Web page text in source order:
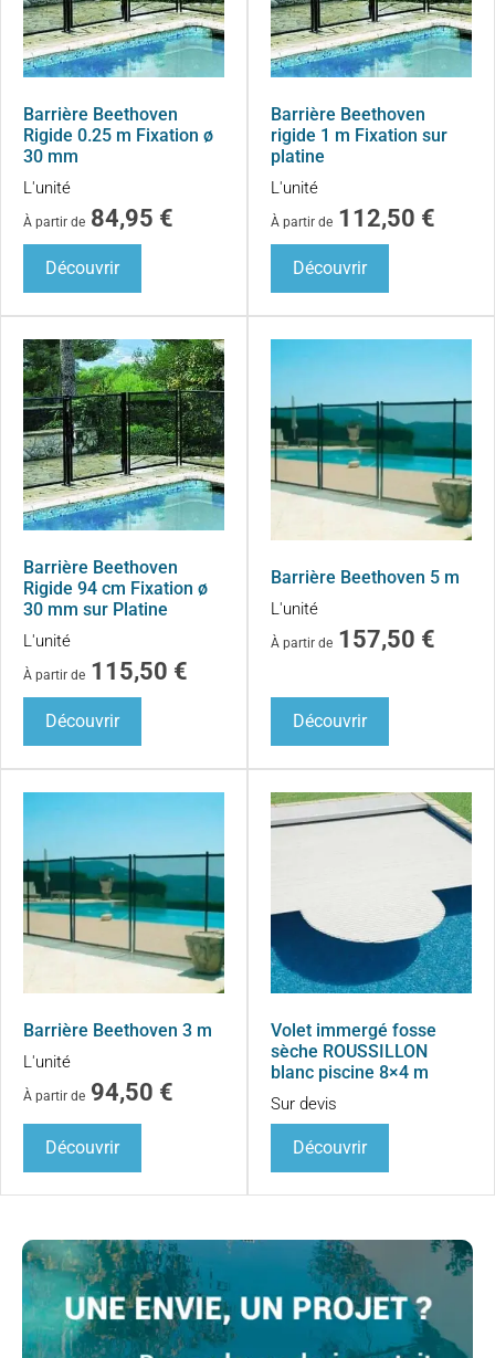
Barrière Beethoven
Rigide 0.25 m Fixation ø
30 mm
L'unité
À partir de 84,95 €
Découvrir
Barrière Beethoven
rigide 1 m Fixation sur
platine
L'unité
À partir de 112,50 €
Découvrir
Barrière Beethoven
Rigide 94 cm Fixation ø
30 mm sur Platine
L'unité
À partir de 115,50 €
Découvrir
Barrière Beethoven 5 m
L'unité
À partir de 157,50 €
Découvrir
Barrière Beethoven 3 m
L'unité
À partir de 94,50 €
Découvrir
Volet immergé fosse
sèche ROUSSILLON
blanc piscine 8×4 m
Sur devis
Découvrir